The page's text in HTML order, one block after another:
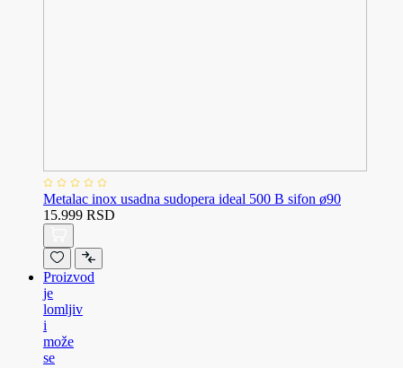
Metalac inox usadna sudopera ideal 500 B sifon ø90
15.999 RSD
Proizvod
je
lomljiv
i
može
se